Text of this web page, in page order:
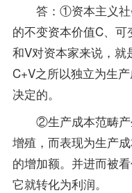
答：①资本主义社
的不变资本价值C、
和V对资本家来说，就
C+V之所以独立为生
决定的。
②生产成本范畴产
增殖，而表现为生产
的增加额。并进而被
它就转化为利润。